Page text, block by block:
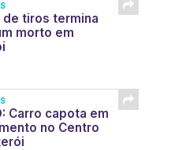
de tiros termina
morto em
Carro capota em
no Centro